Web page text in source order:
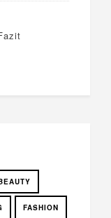
FASHION